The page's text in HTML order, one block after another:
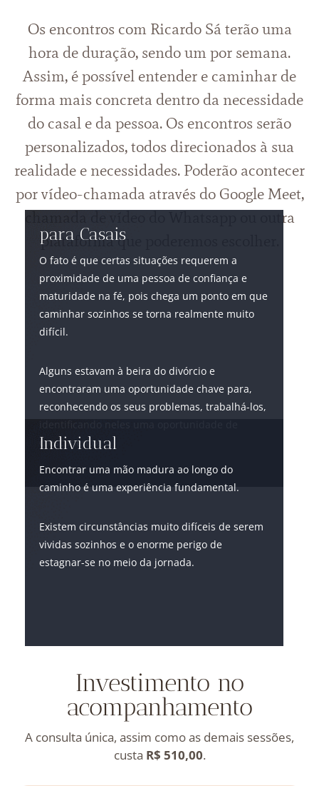
Os encontros com Ricardo Sá terão uma
hora de duração, sendo um por semana.
Assim, é possível entender e caminhar de
forma mais concreta dentro da necessidade
do casal e da pessoa. Os encontros serão
personalizados, todos direcionados à sua
realidade e necessidades. Poderão acontecer
por vídeo-chamada através do Google Meet,
chamada de vídeo do Whatsapp ou outra
plataforma que poderemos escolher.
para Casais
O fato é que certas situações requerem a
proximidade de uma pessoa de confiança e
maturidade na fé, pois chega um ponto em que
caminhar sozinhos se torna realmente muito
difícil.
Alguns estavam à beira do divórcio e
encontraram uma oportunidade chave para,
reconhecendo os seus problemas, trabalhá-los,
crescimento!
Individual
Encontrar uma mão madura ao longo do
caminho é uma experiência fundamental.
Existem circunstâncias muito difíceis de serem
vividas sozinhos e o enorme perigo de
estagnar-se no meio da jornada.
Investimento no
acompanhamento
A consulta única, assim como as demais sessões,
custa R$ 510,00.